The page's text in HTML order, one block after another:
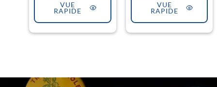
du
produit
VUE
RAPIDE
du
produit
VUE
RAPIDE